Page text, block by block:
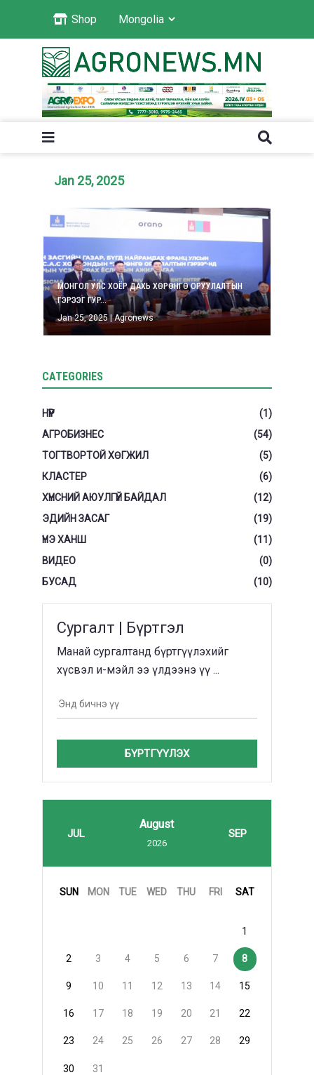
Shop
Jan 25, 2025
МОНГОЛ УЛС ХОЁР ДАХЬ ХӨРӨНГӨ ОРУУЛАЛТЫН
ГЭРЭЭГ ГУР...
Jan 25, 2025 | Agronews
CATEGORIES
НҮҮР
(1)
АГРОБИЗНЕС
(54)
ТОГТВОРТОЙ ХӨГЖИЛ
(5)
КЛАСТЕР
(6)
ХҮНСНИЙ АЮУЛГҮЙ БАЙДАЛ
(12)
ЭДИЙН ЗАСАГ
(19)
ҮНЭ ХАНШ
(11)
ВИДЕО
(0)
БУСАД
(10)
Сургалт | Бүртгэл
Манай сургалтанд бүртгүүлэхийг
хүсвэл и-мэйл ээ үлдээнэ үү ...
БҮРТГҮҮЛЭХ
JUL
August
2026
SEP
SUN MON TUE WED THU FRI SAT
1
2 3 4 5 6 7 8
9 10 11 12 13 14 15
16 17 18 19 20 21 22
23 24 25 26 27 28 29
30 31